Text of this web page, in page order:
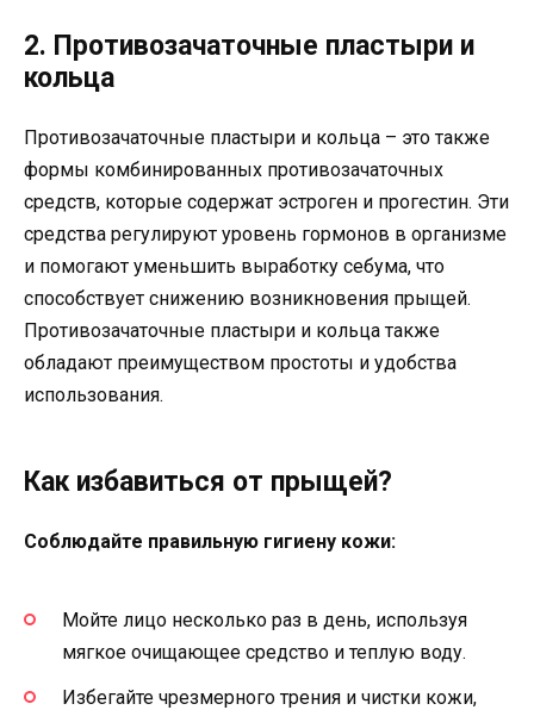
2. Противозачаточные пластыри и
кольца
Противозачаточные пластыри и кольца – это также
формы комбинированных противозачаточных
средств, которые содержат эстроген и прогестин. Эти
средства регулируют уровень гормонов в организме
и помогают уменьшить выработку себума, что
способствует снижению возникновения прыщей.
Противозачаточные пластыри и кольца также
обладают преимуществом простоты и удобства
использования.
Как избавиться от прыщей?
Соблюдайте правильную гигиену кожи:
Мойте лицо несколько раз в день, используя
мягкое очищающее средство и теплую воду.
Избегайте чрезмерного трения и чистки кожи,